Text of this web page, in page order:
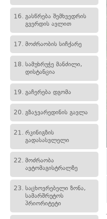
16. გასწრება შემხვედრის
გვერდის ავლით
17. მოძრაობის სიჩქარე
18. სამუხრუჭე მანძილი,
დისტანცია
19. გაჩერება დგომა
20. გზაჯვარედინის გავლა
21. რკინიგზის
გადასასვლელი
22. მოძრაობა
ავტომაგისტრალზე
23. საცხოვრებელი ზონა,
სამარშრუტოს
პრიორიტეტი